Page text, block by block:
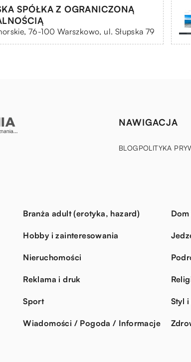
SPÓŁKA Z OGRANICZONĄ
76-100 Warszkowo, ul. Słupska 79
NAWIGACJA
BLOGPOLITYKA
Branża adult (erotyka, hazard)
Hobby i zainteresowania
Nieruchomości
Reklama i druk
Sport Styl
Wiadomości / Pogoda / Informacje